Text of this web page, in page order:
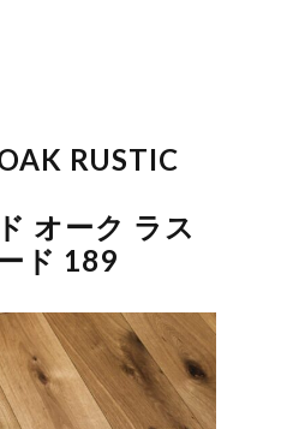
RUSTIC
オーク ラス
ド 189